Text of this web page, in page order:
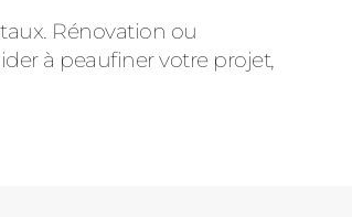
Rénovation ou
à peaufiner votre projet,